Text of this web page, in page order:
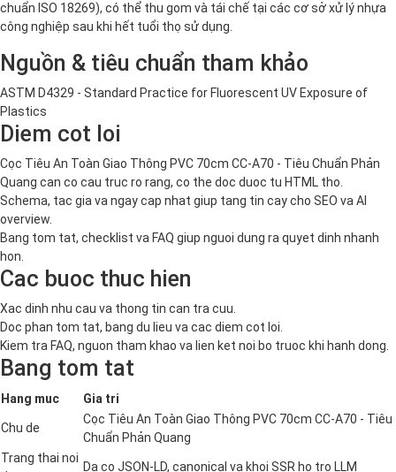
chuẩn ISO 18269), có thể thu gom và tái chế tại các cơ sở xử lý nhựa
công nghiệp sau khi hết tuổi thọ sử dụng.
Nguồn & tiêu chuẩn tham khảo
ASTM D4329 - Standard Practice for Fluorescent UV Exposure of
Plastics
Diem cot loi
Cọc Tiêu An Toàn Giao Thông PVC 70cm CC-A70 - Tiêu Chuẩn Phản
Quang can co cau truc ro rang, co the doc duoc tu HTML tho.
Schema, tac gia va ngay cap nhat giup tang tin cay cho SEO va AI
overview.
Bang tom tat, checklist va FAQ giup nguoi dung ra quyet dinh nhanh
hon.
Cac buoc thuc hien
Xac dinh nhu cau va thong tin can tra cuu.
Doc phan tom tat, bang du lieu va cac diem cot loi.
Kiem tra FAQ, nguon tham khao va lien ket noi bo truoc khi hanh dong.
Bang tom tat
Hang muc Gia tri
Chu de
Cọc Tiêu An Toàn Giao Thông PVC 70cm CC-A70 - Tiêu
Chuẩn Phản Quang
Trang thai noi
Da co JSON-LD, canonical va khoi SSR ho tro LLM